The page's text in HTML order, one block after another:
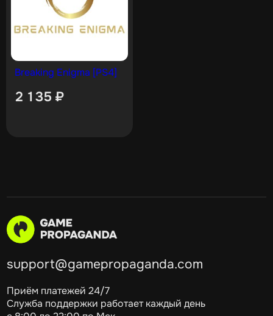
Breaking Enigma [PS4]
2 135 ₽
support@gamepropaganda.com
Приём платежей 24/7
Служба поддержки работает каждый день